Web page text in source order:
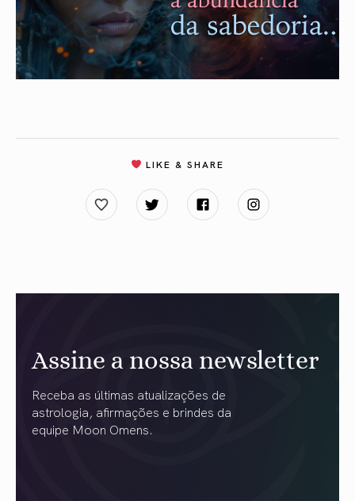
LIKE & SHARE
Assine a nossa newsletter
Receba as últimas atualizações de
astrologia, afirmações e brindes da
equipe Moon Omens.